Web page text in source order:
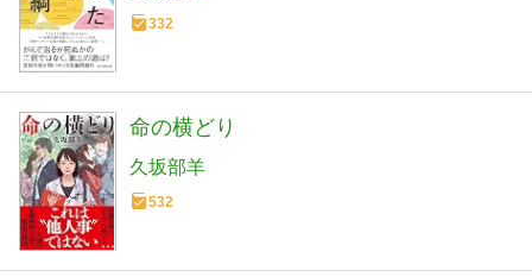
332
命の横どり
久坂部羊
532